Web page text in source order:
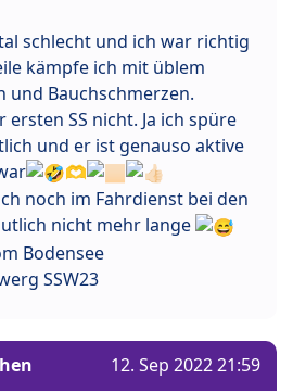
schlecht und ich war richtig
kämpfe ich mit üblem
und Bauchschmerzen.
ersten SS nicht. Ja ich spüre
und er ist genauso aktive
🫶
noch im Fahrdienst bei den
nicht mehr lange
Bodensee
SSW23
12. Sep 2022 21:59